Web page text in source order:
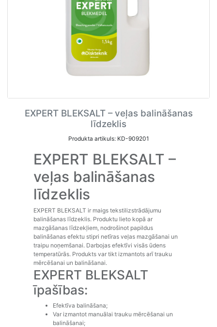
EXPERT BLEKSALT – veļas balināšanas
līdzeklis
Produkta artikuls: KD-909201
EXPERT BLEKSALT –
veļas balināšanas
līdzeklis
EXPERT BLEKSALT ir maigs tekstilizstrādājumu
balināšanas līdzeklis. Produktu lieto kopā ar
mazgāšanas līdzekļiem, nodrošinot papildus
balināšanas efektu stipri netīras veļas mazgāšanai un
traipu noņemšanai. Darbojas efektīvi visās ūdens
temperatūrās. Produkts var tikt izmantots arī trauku
mērcēšanai un balināšanai.
EXPERT BLEKSALT
īpašības:
Efektīva balināšana;
Var izmantot manuālai trauku mērcēšanai un
balināšanai;